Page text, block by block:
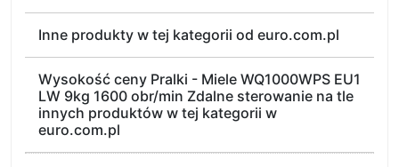
Inne produkty w tej kategorii od euro.com.pl
Wysokość ceny Pralki - Miele WQ1000WPS EU1
LW 9kg 1600 obr/min Zdalne sterowanie na tle
innych produktów w tej kategorii w
euro.com.pl